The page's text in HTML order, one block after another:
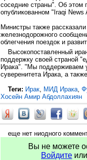
соседние страны". Об этом
опубликованном "Iraqi News
Министры также
железнодорожного
облегчения поездок и
Высокопоставленный
поддержку своей страной
Ирака". "Мы поддерживаем
суверенитета Ирака, а
Теги: Ирак, МИД Ирака,
Хосейн Амир Абдоллахиян
еще нет ниодного
Вы не можете
Войдите или